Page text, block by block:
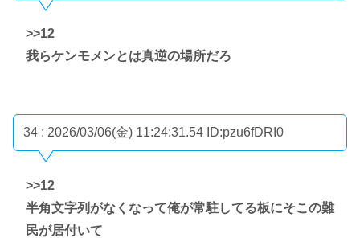
>>12
我らケンモメンとは真逆の場所だろ
34 : 2026/03/06(金) 11:24:31.54 ID:pzu6fDRI0
>>12
半角文字列がなくなって俺が常駐してる板にそこの難
民が居付いて